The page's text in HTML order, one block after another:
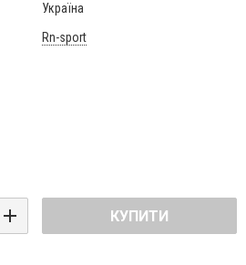
Україна
Rn-sport
КУПИТИ